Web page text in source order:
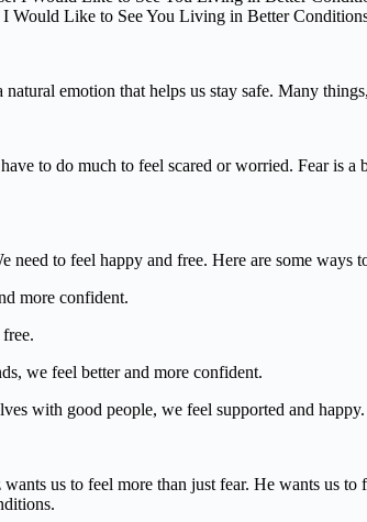
I Would Like to See You Living in Better
emotion that helps us stay safe. Many
to do much to feel scared or worried. Fear
to feel happy and free. Here are some ways
more confident.
we feel better and more confident.
with good people, we feel supported and happy.
us to feel more than just fear. He wants us